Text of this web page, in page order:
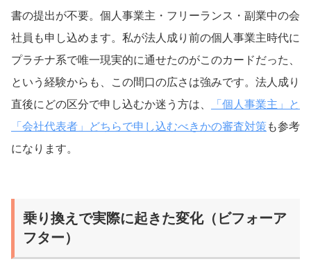
書の提出が不要。個人事業主・フリーランス・副業中の会
社員も申し込めます。私が法人成り前の個人事業主時代に
プラチナ系で唯一現実的に通せたのがこのカードだった、
という経験からも、この間口の広さは強みです。法人成り
直後にどの区分で申し込むか迷う方は、
「個人事業主」と
「会社代表者」どちらで申し込むべきかの審査対策も参考
になります。
乗り換えで実際に起きた変化（ビフォーア
フター）